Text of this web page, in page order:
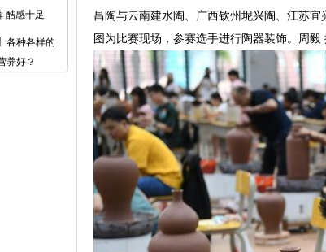
酷感十足
各种各样的
养好？
昌陶与云南建水陶、广西钦州坭兴陶、江苏
图为比赛现场，参赛选手进行陶器装饰。周毅